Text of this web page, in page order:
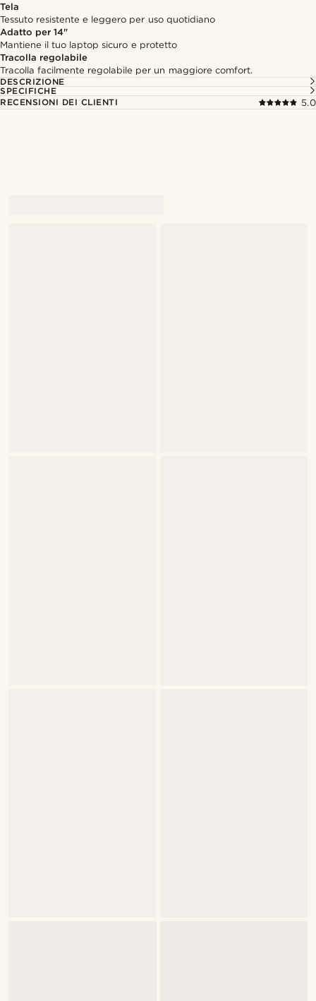
Tela
Tessuto resistente e leggero per uso quotidiano
Adatto per 14"
Mantiene il tuo laptop sicuro e protetto
Tracolla regolabile
Tracolla facilmente regolabile per un maggiore comfort.
DESCRIZIONE
SPECIFICHE
RECENSIONI DEI CLIENTI
5.0